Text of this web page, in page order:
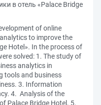
в отель «Palace Bridge
of online
to improve the
Hotel». In the process of
solved: 1. The study of
analytics in
tools and business
3. Information
4. Analysis of the
Palace Bridge Hotel. 5.